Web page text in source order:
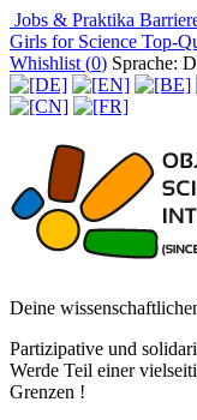
Jobs & Praktika
Girls for Science Top-
Whishlist (0) Sprache:
Deine
Partizipative und
Werde Teil einer
Grenzen !